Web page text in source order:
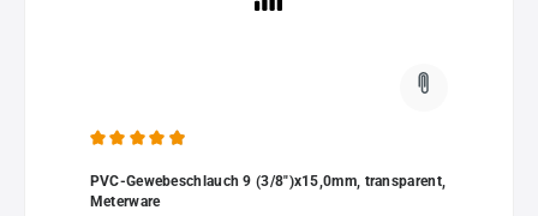
PVC-Gewebeschlauch 9 (3/8")x15,0mm, transparent,
Meterware